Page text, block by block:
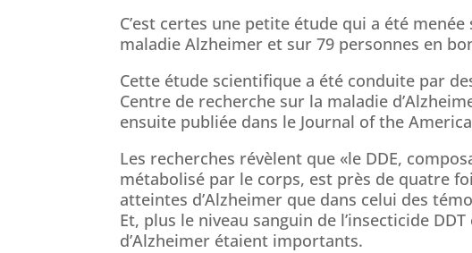
C’est certes une petite étude qui a été
maladie Alzheimer et sur 79 personnes en
Cette étude scientifique a été conduite par
Centre de recherche sur la maladie
ensuite publiée dans le Journal of the
Les recherches révèlent que «le DDE,
métabolisé par le corps, est près de quatre
atteintes d’Alzheimer que dans celui des
Et, plus le niveau sanguin de l’insecticide
d’Alzheimer étaient importants.